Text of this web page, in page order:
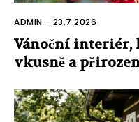
ADMIN - 23.7.2026
Vánoční interiér,
vkusně a